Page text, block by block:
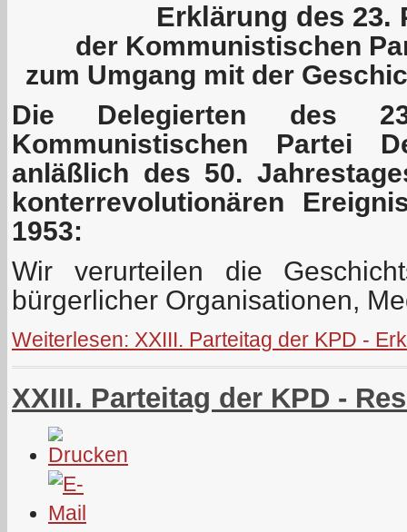
Erklärung des 23.
der Kommunistischen
zum Umgang mit der
Die Delegierten des
Kommunistischen Partei
anläßlich des 50.
konterrevolutionären
1953:
Wir verurteilen die
bürgerlicher Organisationen,
Weiterlesen: XXIII. Parteitag der KPD -
XXIII. Parteitag der KPD -